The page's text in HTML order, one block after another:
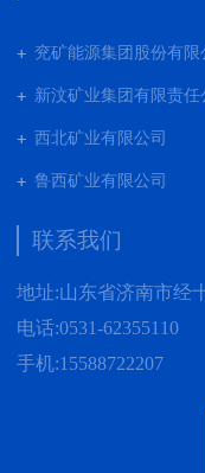
兖矿能源集团股份有限
新汶矿业集团有限责任
西北矿业有限公司
鲁西矿业有限公司
新能源集团有限公司
联系我们
地址:山东省济南市经
电话:0531-62355110
手机:15588722207